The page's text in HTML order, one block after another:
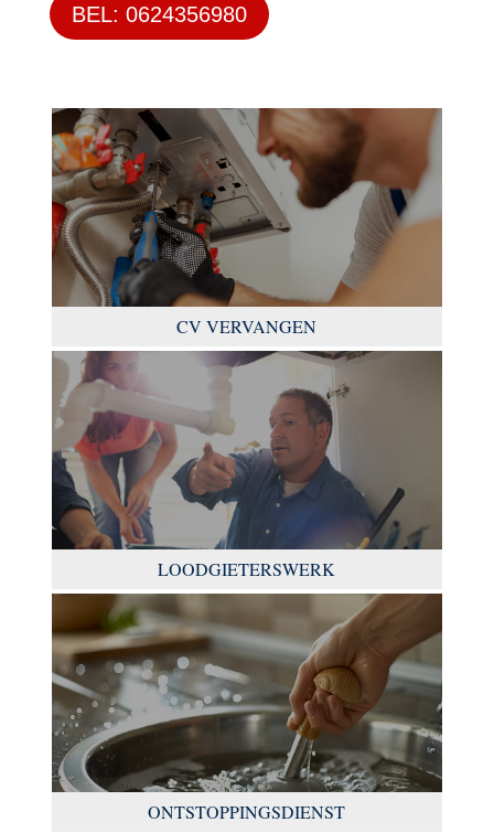
BEL: 0624356980
CV VERVANGEN
LOODGIETERSWERK
ONTSTOPPINGSDIENST